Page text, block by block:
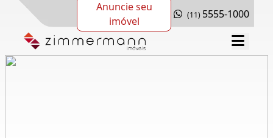
Anuncie seu
imóvel
(11) 5555-1000